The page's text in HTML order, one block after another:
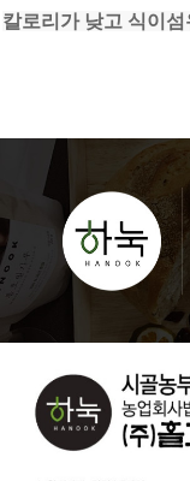
칼로리가 낮고 식이